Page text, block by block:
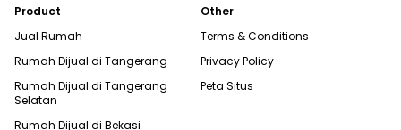
Product
Jual Rumah
Rumah Dijual di Tangerang
Rumah Dijual di Tangerang
Selatan
Rumah Dijual di Bekasi
Other
Terms & Conditions
Privacy Policy
Peta Situs